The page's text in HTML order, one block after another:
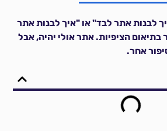
לבנות אתר לבד" או "איך לבנות אתר
הציפיות. אתר אולי יהיה, אבל
אחר.